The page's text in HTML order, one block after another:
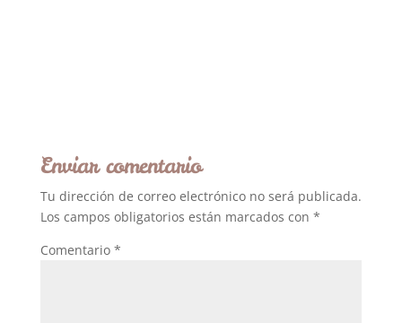
Enviar comentario
Tu dirección de correo electrónico no será publicada.
Los campos obligatorios están marcados con *
Comentario *